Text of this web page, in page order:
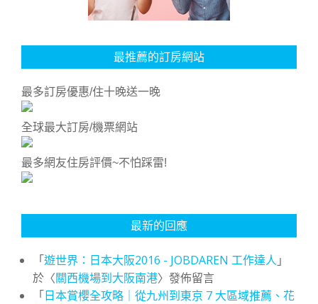
最推薦的訂房網站
最多訂房優惠/住十晚送一晚
全球最大訂房/機票網站
最多網友住房評價~不怕踩雷!
最新的回應
「遊世界：日本大阪2016 - JOBDAREN 工作達人 」
於〈關西機場到大阪南港〉發佈留言
「日本賞櫻全攻略｜從九州到東京 7 大區域推薦、花